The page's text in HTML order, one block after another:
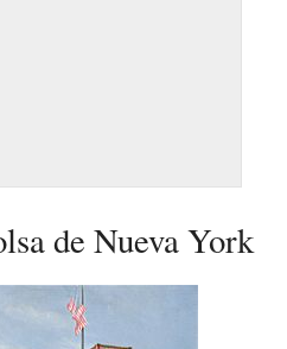
de Nueva York